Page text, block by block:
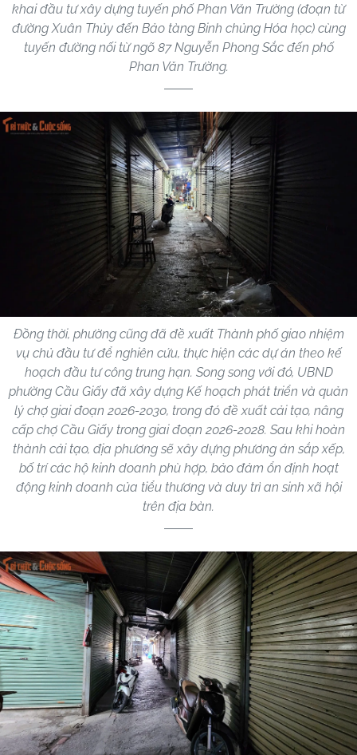
khai đầu tư xây dựng tuyến phố Phan Văn Trường (đoạn từ
đường Xuân Thủy đến Bảo tàng Binh chủng Hóa học) cùng
tuyến đường nối từ ngõ 87 Nguyễn Phong Sắc đến phố
Phan Văn Trường.
Đồng thời, phường cũng đã đề xuất Thành phố giao nhiệm
vụ chủ đầu tư để nghiên cứu, thực hiện các dự án theo kế
hoạch đầu tư công trung hạn. Song song với đó, UBND
phường Cầu Giấy đã xây dựng Kế hoạch phát triển và quản
lý chợ giai đoạn 2026-2030, trong đó đề xuất cải tạo, nâng
cấp chợ Cầu Giấy trong giai đoạn 2026-2028. Sau khi hoàn
thành cải tạo, địa phương sẽ xây dựng phương án sắp xếp,
bố trí các hộ kinh doanh phù hợp, bảo đảm ổn định hoạt
động kinh doanh của tiểu thương và duy trì an sinh xã hội
trên địa bàn.